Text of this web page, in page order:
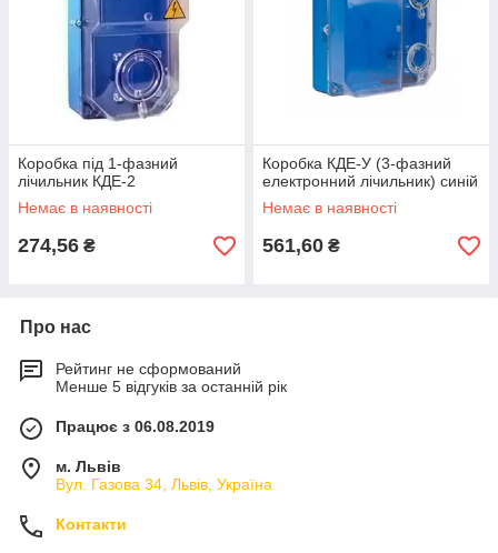
Коробка під 1-фазний
лічильник КДЕ-2
Немає в наявності
274,56 ₴
Коробка КДЕ-У (3-фазний
електронний лічильник) синій
Немає в наявності
561,60 ₴
Про нас
Рейтинг не сформований
Менше 5 відгуків за останній рік
Працює з 06.08.2019
м. Львів
Вул. Газова 34, Львів, Україна
Контакти